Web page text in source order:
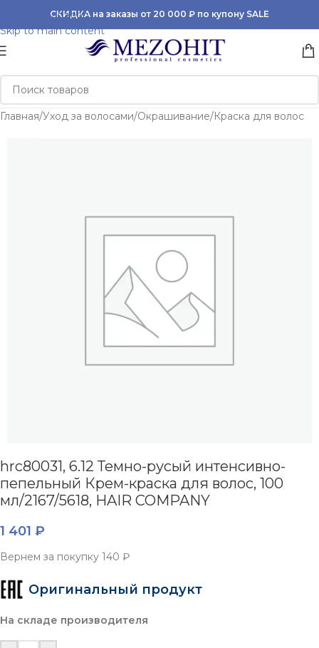
Skip to navigation
Skip to main content
СКИДКА на заказы от 20 000 ₽ по купону SALE
Главная/Уход за волосами/Окрашивание/Краска для волос
hrc80031, 6.12 Темно-русый интенсивно-
пепельный Крем-краска для волос, 100
мл/2167/5618, HAIR COMPANY
1 401 ₽
Вернем за покупку 140 ₽
Оригинальный продукт
На складе производителя